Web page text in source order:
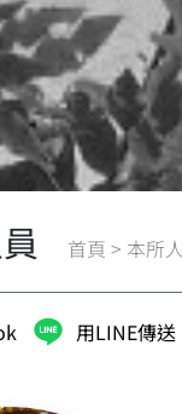
首頁 > 本所
用LINE傳送